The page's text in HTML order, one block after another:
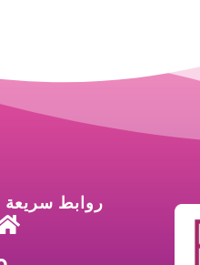
روابط سريعة